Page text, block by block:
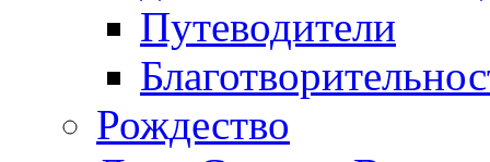
Путеводители
Рождество